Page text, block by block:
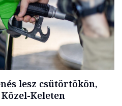
lesz csütörtökön,
Keleten